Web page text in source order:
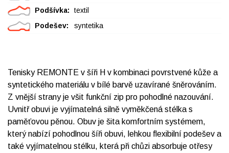
Podšívka:
textil
Podešev:
syntetika
Tenisky REMONTE v šíři H v kombinaci povrstvené kůže a
syntetického materiálu v bílé barvě uzavírané šněrováním.
Z vnější strany je všit funkční zip pro pohodlné nazouvání.
Uvnitř obuvi je vyjímatelná silně vyměkčená stélka s
paměťovou pěnou. Obuv je šita komfortním systémem,
který nabízí pohodlnou šíři obuvi, lehkou flexibilní podešev a
také vyjímatelnou stélku, která při chůzi absorbuje otřesy